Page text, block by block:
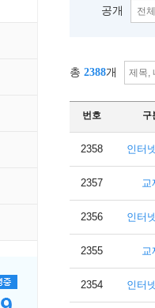
공개
총 2388개
번호 구
2358 인터
2357 교
2356 인터
2355 교
2354 인터